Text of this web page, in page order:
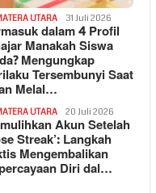
UTARA 31 Juli 2026
dalam 4 Profil
Manakah Siswa
Mengungkap
Tersembunyi Saat
Melal…
UTARA 20 Juli 2026
Akun Setelah
Streak’: Langkah
Mengembalikan
Diri dal…